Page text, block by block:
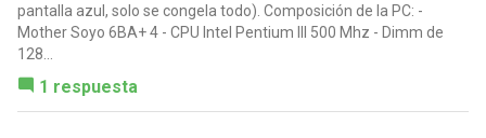
pantalla azul, solo se congela todo). Composición de la PC: -
Mother Soyo 6BA+ 4 - CPU Intel Pentium III 500 Mhz - Dimm de
128...
1 respuesta